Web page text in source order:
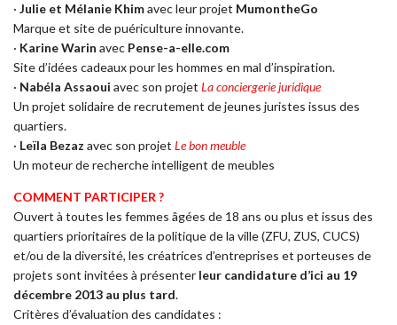
· Julie et Mélanie Khimavec leur projet MumontheGo
Marque et site de puériculture innovante.
· Karine Warin avec Pense-a-elle.com
Site d’idées cadeaux pour les hommes en mal d’inspiration.
· Nabéla Assaoui avec son projet La conciergerie juridique
Un projet solidaire de recrutement de jeunes juristes issus des
quartiers.
· Leïla Bezaz avec son projet Le bon meuble
Un moteur de recherche intelligent de meubles
COMMENT PARTICIPER ?
Ouvert à toutes les femmes âgées de 18 ans ou plus et issus des
quartiers prioritaires de la politique de la ville (ZFU, ZUS, CUCS)
et/ou de la diversité, les créatrices d’entreprises et porteuses de
projets sont invitées à présenter leur candidature d’ici au 19
décembre 2013 au plus tard.
Critères d’évaluation des candidates :